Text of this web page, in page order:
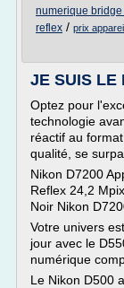
numerique
reflex / prix
JE SUIS LE
Optez pour
technologie
réactif au
qualité, se
Nikon D7200
Reflex 24,2
Noir Nikon
Votre univers
jour avec le
numérique
Le Nikon D500